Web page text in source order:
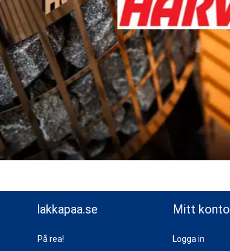
lakkapaa.se
På rea!
Mitt konto
Logga in